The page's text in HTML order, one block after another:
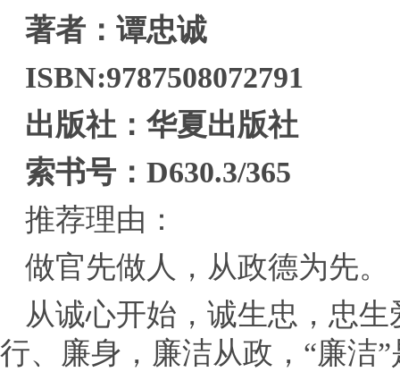
著者：谭忠诚
ISBN:9787508072791
出版社：华夏出版社
索书号：D630.3/365
推荐理由：
做官先做人，从政德为先。
从诚心开始，诚生忠，忠
行、廉身，廉洁从政，“廉洁